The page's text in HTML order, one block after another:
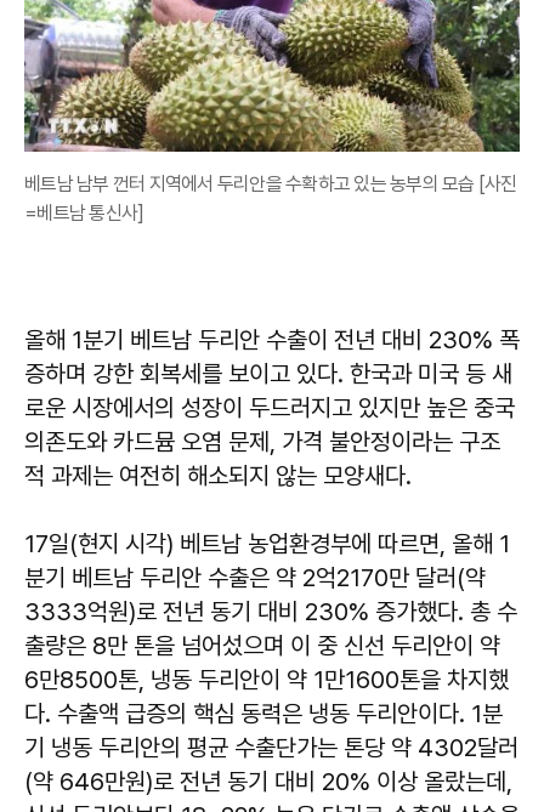
베트남 남부 껀터 지역에서 두리안을 수확하고 있는 농부의 모습 [사진
=베트남 통신사]
올해 1분기 베트남 두리안 수출이 전년 대비 230% 폭
증하며 강한 회복세를 보이고 있다. 한국과 미국 등 새
로운 시장에서의 성장이 두드러지고 있지만 높은 중국
의존도와 카드뮴 오염 문제, 가격 불안정이라는 구조
적 과제는 여전히 해소되지 않는 모양새다.
17일(현지 시각) 베트남 농업환경부에 따르면, 올해 1
분기 베트남 두리안 수출은 약 2억2170만 달러(약
3333억원)로 전년 동기 대비 230% 증가했다. 총 수
출량은 8만 톤을 넘어섰으며 이 중 신선 두리안이 약
6만8500톤, 냉동 두리안이 약 1만1600톤을 차지했
다. 수출액 급증의 핵심 동력은 냉동 두리안이다. 1분
기 냉동 두리안의 평균 수출단가는 톤당 약 4302달러
(약 646만원)로 전년 동기 대비 20% 이상 올랐는데,